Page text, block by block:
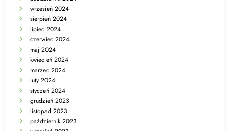
wrzesień 2024
sierpień 2024
lipiec 2024
czerwiec 2024
maj 2024
kwiecień 2024
marzec 2024
luty 2024
styczeń 2024
grudzień 2023
listopad 2023
październik 2023